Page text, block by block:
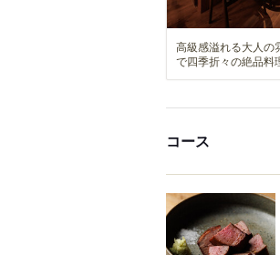
高級感溢れる大人の
で四季折々の絶品料
コース